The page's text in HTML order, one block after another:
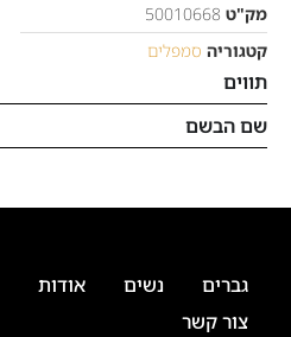
מק"ט 50010668
קטגוריה סמפלים
תווים
שם הבשם
גברים נשים אודות
צור קשר